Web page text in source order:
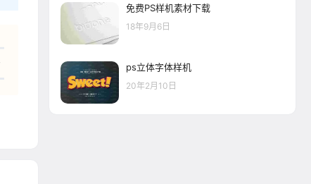
免费PS样机素材下载
18年9月6日
ps立体字体样机
20年2月10日